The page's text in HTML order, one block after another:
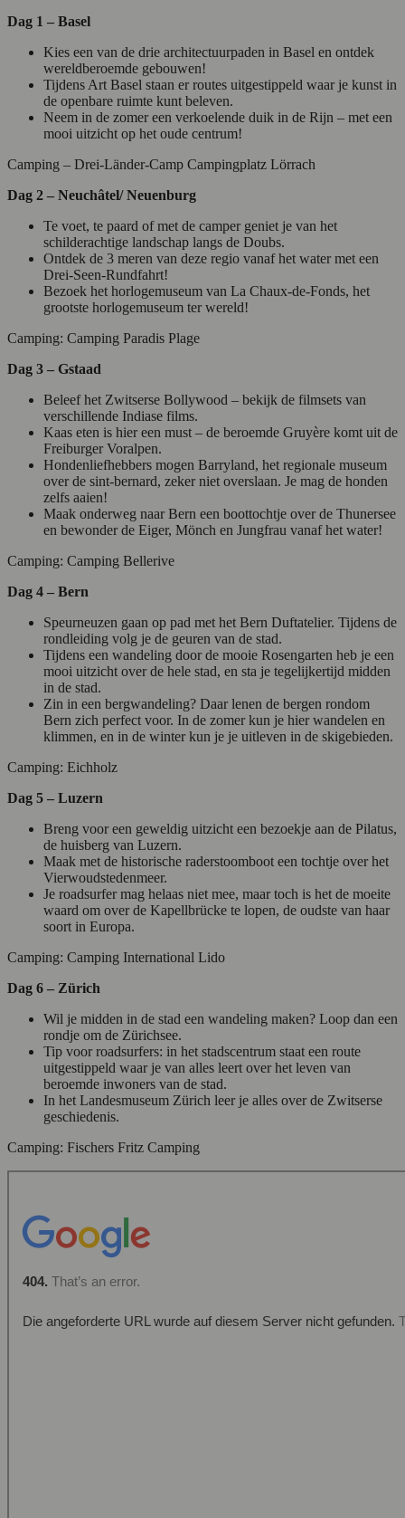
Dag 1 – Basel
Kies een van de drie architectuurpaden in Basel en ontdek
wereldberoemde gebouwen!
Tijdens Art Basel staan er routes uitgestippeld waar je kunst in
de openbare ruimte kunt beleven.
Neem in de zomer een verkoelende duik in de Rijn – met een
mooi uitzicht op het oude centrum!
Camping – Drei-Länder-Camp Campingplatz Lörrach
Dag 2 – Neuchâtel/ Neuenburg
Te voet, te paard of met de camper geniet je van het
schilderachtige landschap langs de Doubs.
Ontdek de 3 meren van deze regio vanaf het water met een
Drei-Seen-Rundfahrt!
Bezoek het horlogemuseum van La Chaux-de-Fonds, het
grootste horlogemuseum ter wereld!
Camping: Camping Paradis Plage
Dag 3 – Gstaad
Beleef het Zwitserse Bollywood – bekijk de filmsets van
verschillende Indiase films.
Kaas eten is hier een must – de beroemde Gruyère komt uit de
Freiburger Voralpen.
Hondenliefhebbers mogen Barryland, het regionale museum
over de sint-bernard, zeker niet overslaan. Je mag de honden
zelfs aaien!
Maak onderweg naar Bern een boottochtje over de Thunersee
en bewonder de Eiger, Mönch en Jungfrau vanaf het water!
Camping: Camping Bellerive
Dag 4 – Bern
Speurneuzen gaan op pad met het Bern Duftatelier. Tijdens de
rondleiding volg je de geuren van de stad.
Tijdens een wandeling door de mooie Rosengarten heb je een
mooi uitzicht over de hele stad, en sta je tegelijkertijd midden
in de stad.
Zin in een bergwandeling? Daar lenen de bergen rondom
Bern zich perfect voor. In de zomer kun je hier wandelen en
klimmen, en in de winter kun je je uitleven in de skigebieden.
Camping: Eichholz
Dag 5 – Luzern
Breng voor een geweldig uitzicht een bezoekje aan de Pilatus,
de huisberg van Luzern.
Maak met de historische raderstoomboot een tochtje over het
Vierwoudstedenmeer.
Je roadsurfer mag helaas niet mee, maar toch is het de moeite
waard om over de Kapellbrücke te lopen, de oudste van haar
soort in Europa.
Camping: Camping International Lido
Dag 6 – Zürich
Wil je midden in de stad een wandeling maken? Loop dan een
rondje om de Zürichsee.
Tip voor roadsurfers: in het stadscentrum staat een route
uitgestippeld waar je van alles leert over het leven van
beroemde inwoners van de stad.
In het Landesmuseum Zürich leer je alles over de Zwitserse
geschiedenis.
Camping: Fischers Fritz Camping